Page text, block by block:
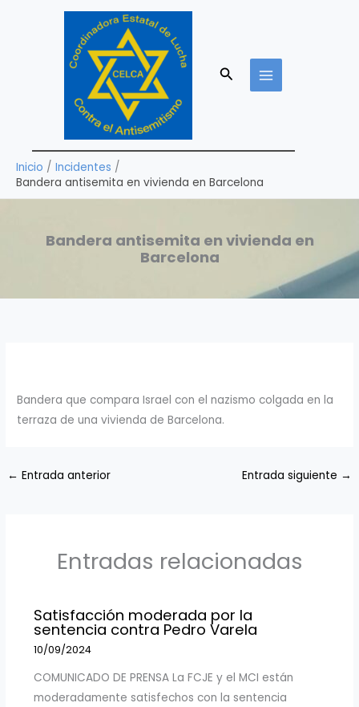
Buscar
Inicio
Incidentes
Bandera antisemita en vivienda en Barcelona
Bandera antisemita en vivienda en
Barcelona
Bandera que compara Israel con el nazismo colgada en la
terraza de una vivienda de Barcelona.
← Entrada anterior Entrada siguiente →
Entradas relacionadas
Satisfacción moderada por la
sentencia contra Pedro Varela
10/09/2024
COMUNICADO DE PRENSA La FCJE y el MCI están
moderadamente satisfechos con la sentencia